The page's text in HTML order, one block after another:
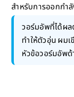
สำหรับการออกกำ
วอร์มอัพที่ได้ผล
ทำให้ตัวอุ่น ผม
หัวข้อวอร์มอัพด้